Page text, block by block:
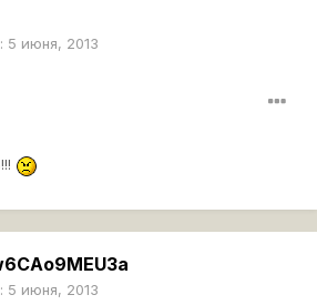
5 июня, 2013
5 июня, 2013